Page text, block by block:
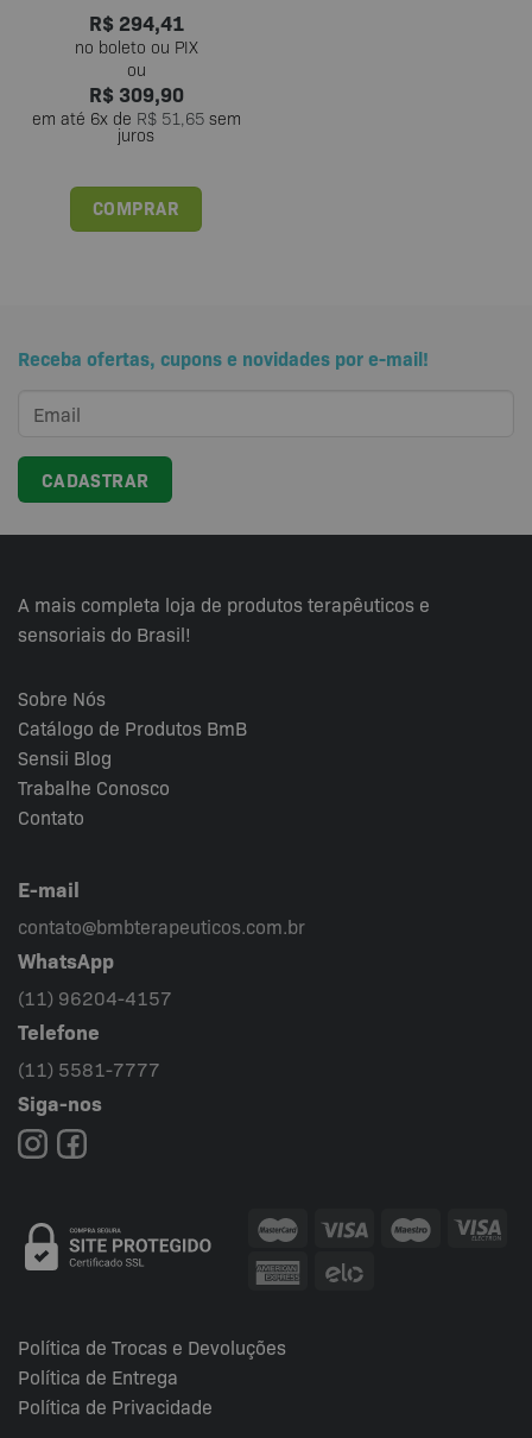
R$294,41
R$309,90
em até 6x de R$51,65sem
juros
COMPRAR
Receba ofertas, cupons e novidades por e-mail!
A mais completa loja de produtos terapêuticos e
sensoriais do Brasil!
Sobre Nós
Catálogo de Produtos BmB
Sensii Blog
Trabalhe Conosco
Contato
E-mail
contato@bmbterapeuticos.com.br
WhatsApp
(11) 96204-4157
Telefone
(11) 5581-7777
Siga-nos
Política de Trocas e Devoluções
Política de Entrega
Política de Privacidade